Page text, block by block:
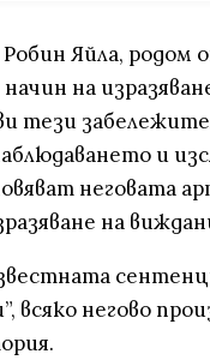
Яйла, родом
начин на
тези
и
неговата
на
всяко негово